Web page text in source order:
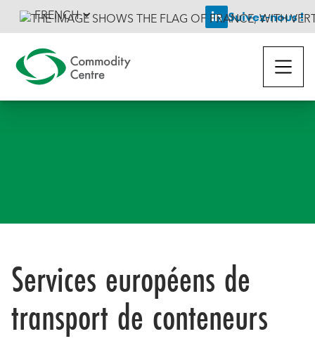
FRENCH  Suivez-nous !
Services européens de
transport de conteneurs